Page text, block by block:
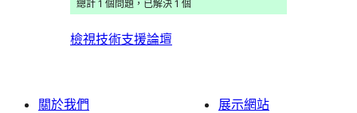
總計 1 個問題，已解決 1 個
檢視技術支援論壇
關於我們
展示網站